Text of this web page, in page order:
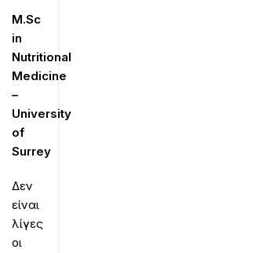
Μ.Sc
in
Nutritional
Medicine
–
University
of
Surrey
Δεν
είναι
λίγες
οι